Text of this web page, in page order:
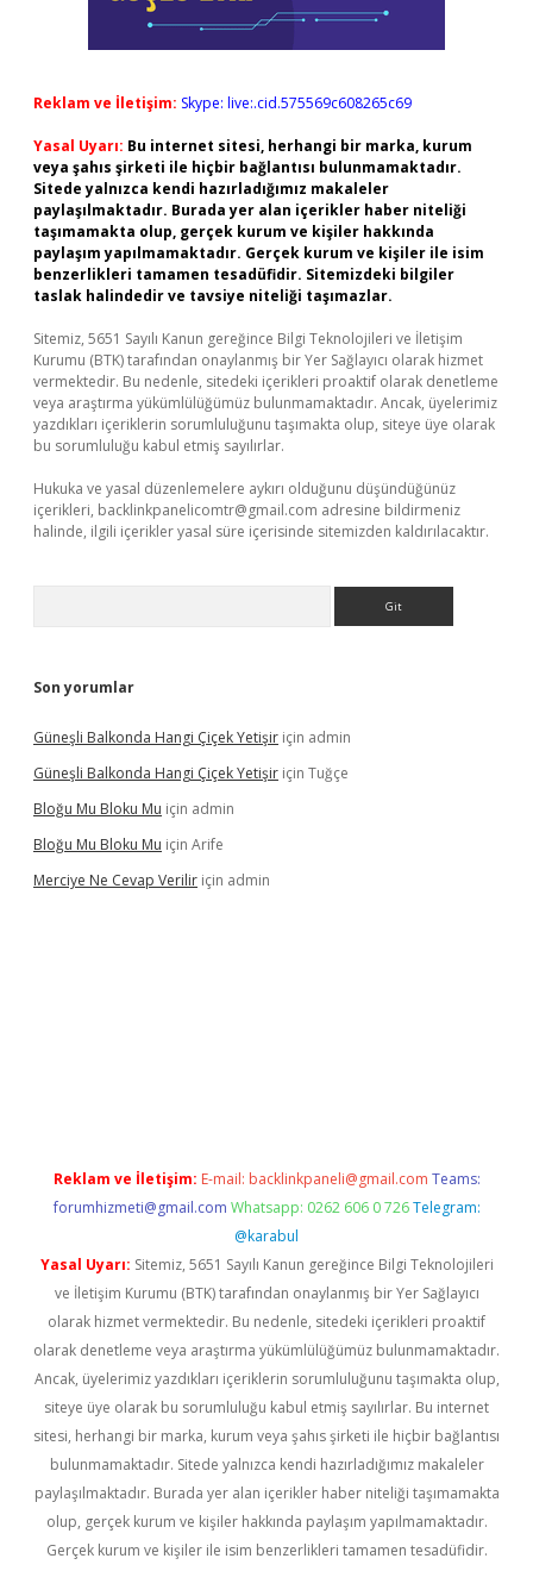
Reklam ve İletişim: Skype: live:.cid.575569c608265c69
Yasal Uyarı: Bu internet sitesi, herhangi bir marka, kurum
veya şahıs şirketi ile hiçbir bağlantısı bulunmamaktadır.
Sitede yalnızca kendi hazırladığımız makaleler
paylaşılmaktadır. Burada yer alan içerikler haber niteliği
taşımamakta olup, gerçek kurum ve kişiler hakkında
paylaşım yapılmamaktadır. Gerçek kurum ve kişiler ile isim
benzerlikleri tamamen tesadüfidir. Sitemizdeki bilgiler
taslak halindedir ve tavsiye niteliği taşımazlar.
Sitemiz, 5651 Sayılı Kanun gereğince Bilgi Teknolojileri ve İletişim
Kurumu (BTK) tarafından onaylanmış bir Yer Sağlayıcı olarak hizmet
vermektedir. Bu nedenle, sitedeki içerikleri proaktif olarak denetleme
veya araştırma yükümlülüğümüz bulunmamaktadır. Ancak, üyelerimiz
yazdıkları içeriklerin sorumluluğunu taşımakta olup, siteye üye olarak
bu sorumluluğu kabul etmiş sayılırlar.
Hukuka ve yasal düzenlemelere aykırı olduğunu düşündüğünüz
içerikleri, backlinkpanelicomtr@gmail.com adresine bildirmeniz
halinde, ilgili içerikler yasal süre içerisinde sitemizden kaldırılacaktır.
Son yorumlar
Güneşli Balkonda Hangi Çiçek Yetişir için admin
Güneşli Balkonda Hangi Çiçek Yetişir için Tuğçe
Bloğu Mu Bloku Mu için admin
Bloğu Mu Bloku Mu için Arife
Merciye Ne Cevap Verilir için admin
Reklam ve İletişim: E-mail: backlinkpaneli@gmail.com Teams:
forumhizmeti@gmail.com Whatsapp: 0262 606 0 726 Telegram:
@karabul
Yasal Uyarı: Sitemiz, 5651 Sayılı Kanun gereğince Bilgi Teknolojileri
ve İletişim Kurumu (BTK) tarafından onaylanmış bir Yer Sağlayıcı
olarak hizmet vermektedir. Bu nedenle, sitedeki içerikleri proaktif
olarak denetleme veya araştırma yükümlülüğümüz bulunmamaktadır.
Ancak, üyelerimiz yazdıkları içeriklerin sorumluluğunu taşımakta olup,
siteye üye olarak bu sorumluluğu kabul etmiş sayılırlar. Bu internet
sitesi, herhangi bir marka, kurum veya şahıs şirketi ile hiçbir bağlantısı
bulunmamaktadır. Sitede yalnızca kendi hazırladığımız makaleler
paylaşılmaktadır. Burada yer alan içerikler haber niteliği taşımamakta
olup, gerçek kurum ve kişiler hakkında paylaşım yapılmamaktadır.
Gerçek kurum ve kişiler ile isim benzerlikleri tamamen tesadüfidir.